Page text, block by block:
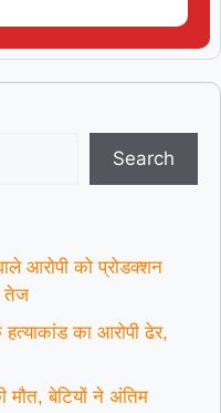
Search
आरोपी को प्रोडक्शन
तेज
का आरोपी ढेर,
मौत, बेटियों ने अंतिम